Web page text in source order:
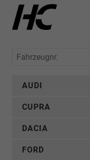
Fahrzeugnr.
AUDI
CUPRA
DACIA
FORD